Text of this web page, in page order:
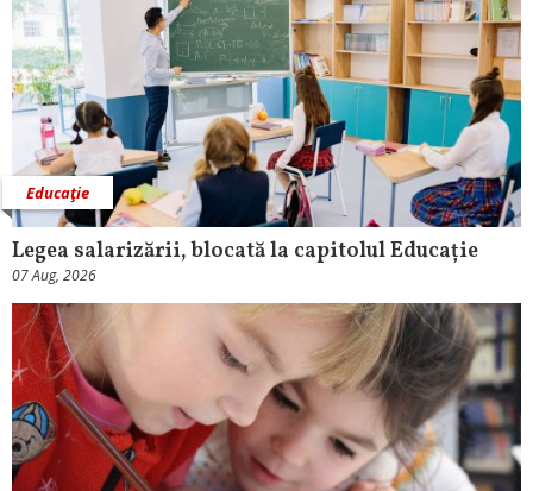
Educaţie
Legea salarizării, blocată la capitolul Educație
07 Aug, 2026